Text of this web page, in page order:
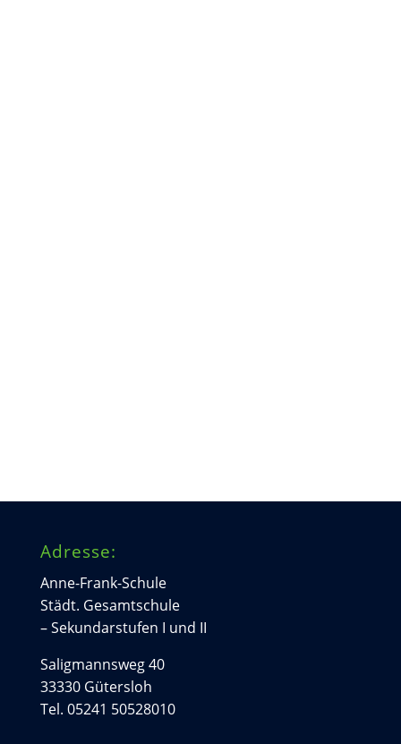
Adresse:
Anne-Frank-Schule
Städt. Gesamtschule
– Sekundarstufen I und II
Saligmannsweg 40
33330 Gütersloh
Tel. 05241 50528010